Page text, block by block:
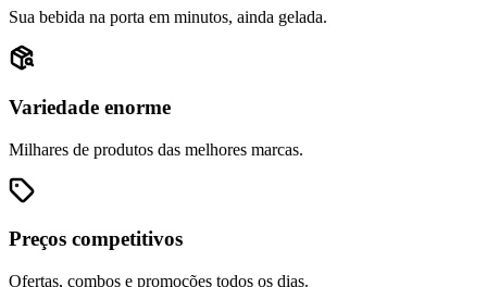
Sua bebida na porta em minutos, ainda gelada.
Variedade enorme
Milhares de produtos das melhores marcas.
Preços competitivos
Ofertas, combos e promoções todos os dias.